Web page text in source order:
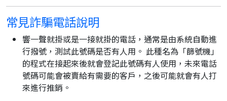
常見詐騙電話說明
響一聲就掛或是一接就掛的電話，通常是由系統自動進
行撥號，測試此號碼是否有人用。 此種名為「篩號機」
的程式在接起來後就會登記此號碼有人使用，未來電話
號碼可能會被賣給有需要的客戶，之後可能就會有人打
來進行推銷。